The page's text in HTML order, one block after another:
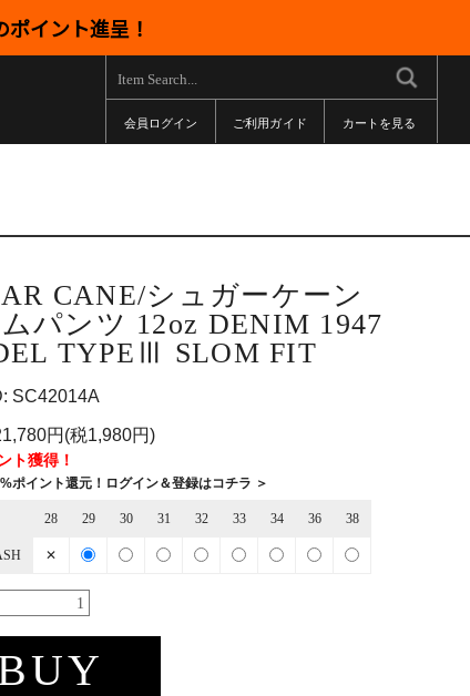
イント進呈！
会員ログイン ご利用ガイド カートを見る
CANE/シュガーケーン
パンツ 12oz DENIM 1947
TYPEⅢ SLOM FIT
SC42014A
円(税1,980円)
ト獲得！
ポイント還元！ログイン＆登録はコチラ ＞
28 29 30 31 32 33 34 36 38
✕